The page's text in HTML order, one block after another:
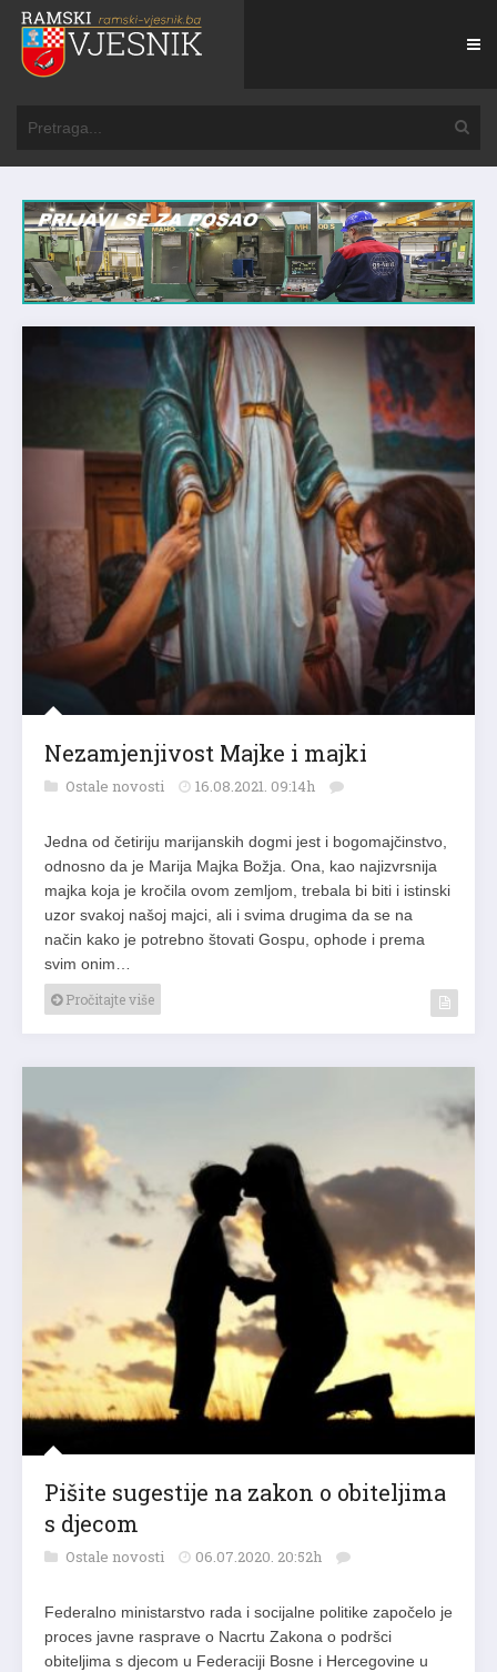
Nezamjenjivost Majke i majki
Ostale novosti 16.08.2021. 09:14h
Jedna od četiriju marijanskih dogmi jest i bogomajčinstvo,
odnosno da je Marija Majka Božja. Ona, kao najizvrsnija
majka koja je kročila ovom zemljom, trebala bi biti i istinski
uzor svakoj našoj majci, ali i svima drugima da se na
način kako je potrebno štovati Gospu, ophode i prema
svim onim…
Pročitajte više
Pišite sugestije na zakon o obiteljima
s djecom
Ostale novosti 06.07.2020. 20:52h
Federalno ministarstvo rada i socijalne politike započelo je
proces javne rasprave o Nacrtu Zakona o podršci
obiteljima s djecom u Federaciji Bosne i Hercegovine u